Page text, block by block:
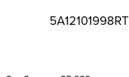
5A12101998RT